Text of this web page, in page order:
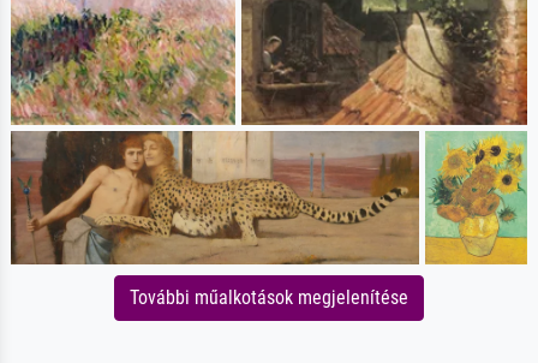
További műalkotások megjelenítése